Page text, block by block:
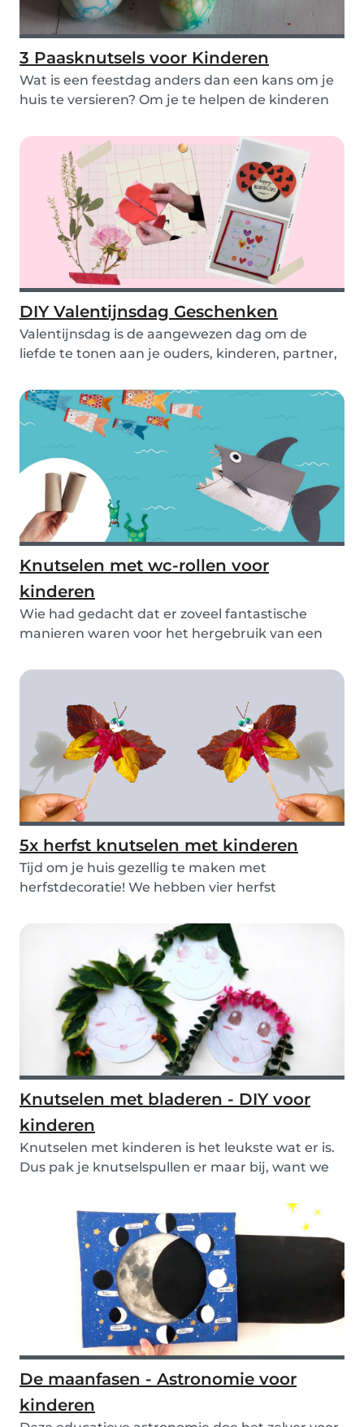
3 Paasknutsels voor Kinderen
Wat is een feestdag anders dan een kans om je
huis te versieren? Om je te helpen de kinderen
DIY Valentijnsdag Geschenken
Valentijnsdag is de aangewezen dag om de
liefde te tonen aan je ouders, kinderen, partner,
Knutselen met wc-rollen voor
kinderen
Wie had gedacht dat er zoveel fantastische
manieren waren voor het hergebruik van een
5x herfst knutselen met kinderen
Tijd om je huis gezellig te maken met
herfstdecoratie! We hebben vier herfst
Knutselen met bladeren - DIY voor
kinderen
Knutselen met kinderen is het leukste wat er is.
Dus pak je knutselspullen er maar bij, want we
De maanfasen - Astronomie voor
kinderen